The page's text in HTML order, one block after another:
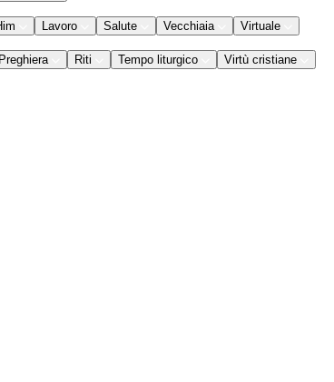
Lavoro Salute Vecchiaia Virtuale
Preghiera Riti Tempo liturgico Virtù cristiane